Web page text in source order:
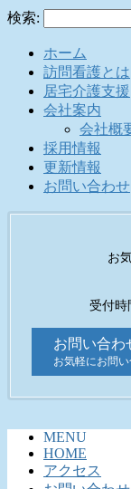
検索:
ホーム
訪問看護とは
居宅介護支援
会社案内
会社概
採用情報
更新情報
お問い合わせ
お
受付時
お問い合わ
お気軽にお問い
MENU
HOME
アクセス